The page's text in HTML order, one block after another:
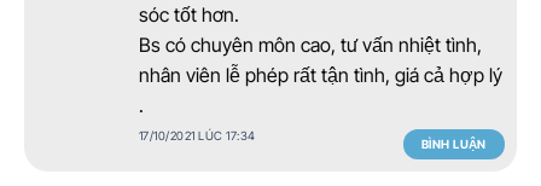
sóc tốt hơn.
Bs có chuyên môn cao, tư vấn nhiệt tình,
nhân viên lễ phép rất tận tình, giá cả hợp lý
.
17/10/2021 LÚC 17:34
BÌNH LUẬN